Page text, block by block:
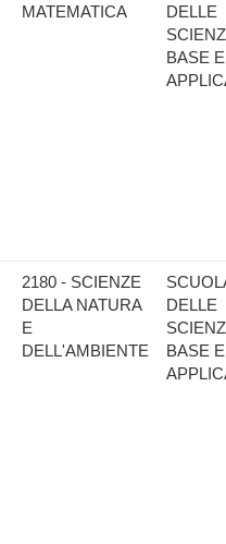
MATEMATICA
DELLE
BASE E
2180 - SCIENZE
DELLA NATURA
E
DELL'AMBIENTE
DELLE
BASE E